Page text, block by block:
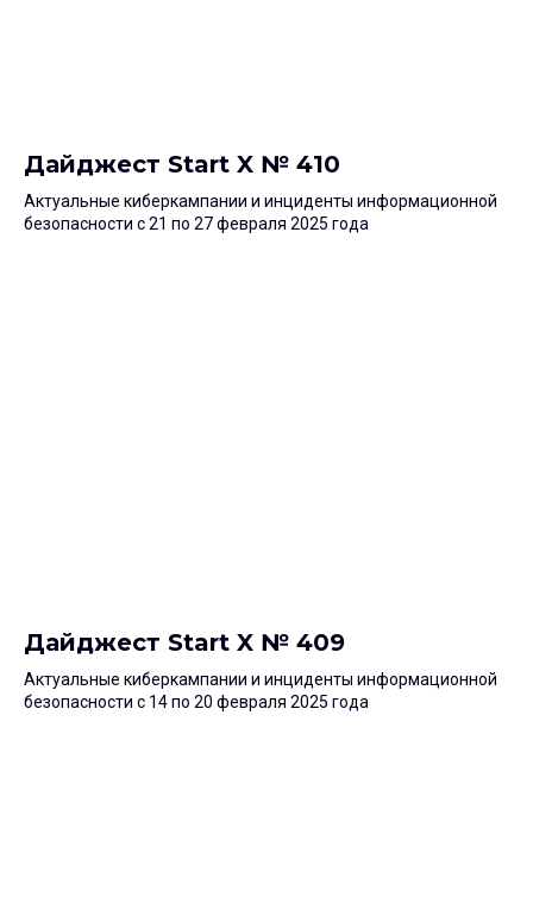
Дайджест Start X № 410
Актуальные киберкампании и инциденты информационной
безопасности с 21 по 27 февраля 2025 года
Дайджест Start X № 409
Актуальные киберкампании и инциденты информационной
безопасности с 14 по 20 февраля 2025 года